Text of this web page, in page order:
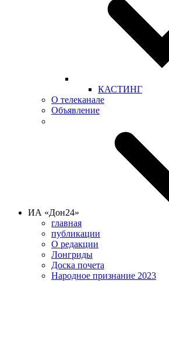
КАСТИНГ
О телеканале
Объявление
ИА «Дон24»
главная
публикации
О редакции
Лонгриды
Доска почета
Народное признание 2023